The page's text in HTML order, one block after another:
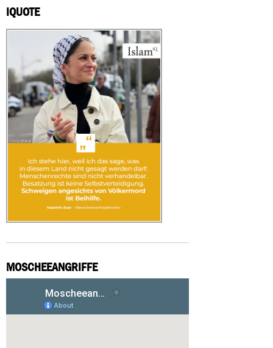
IQUOTE
MOSCHEEANGRIFFE